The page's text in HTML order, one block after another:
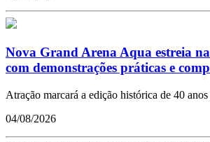
Nova Grand Arena Aqua estreia
com demonstrações práticas e
Atração marcará a edição histórica de 40
04/08/2026